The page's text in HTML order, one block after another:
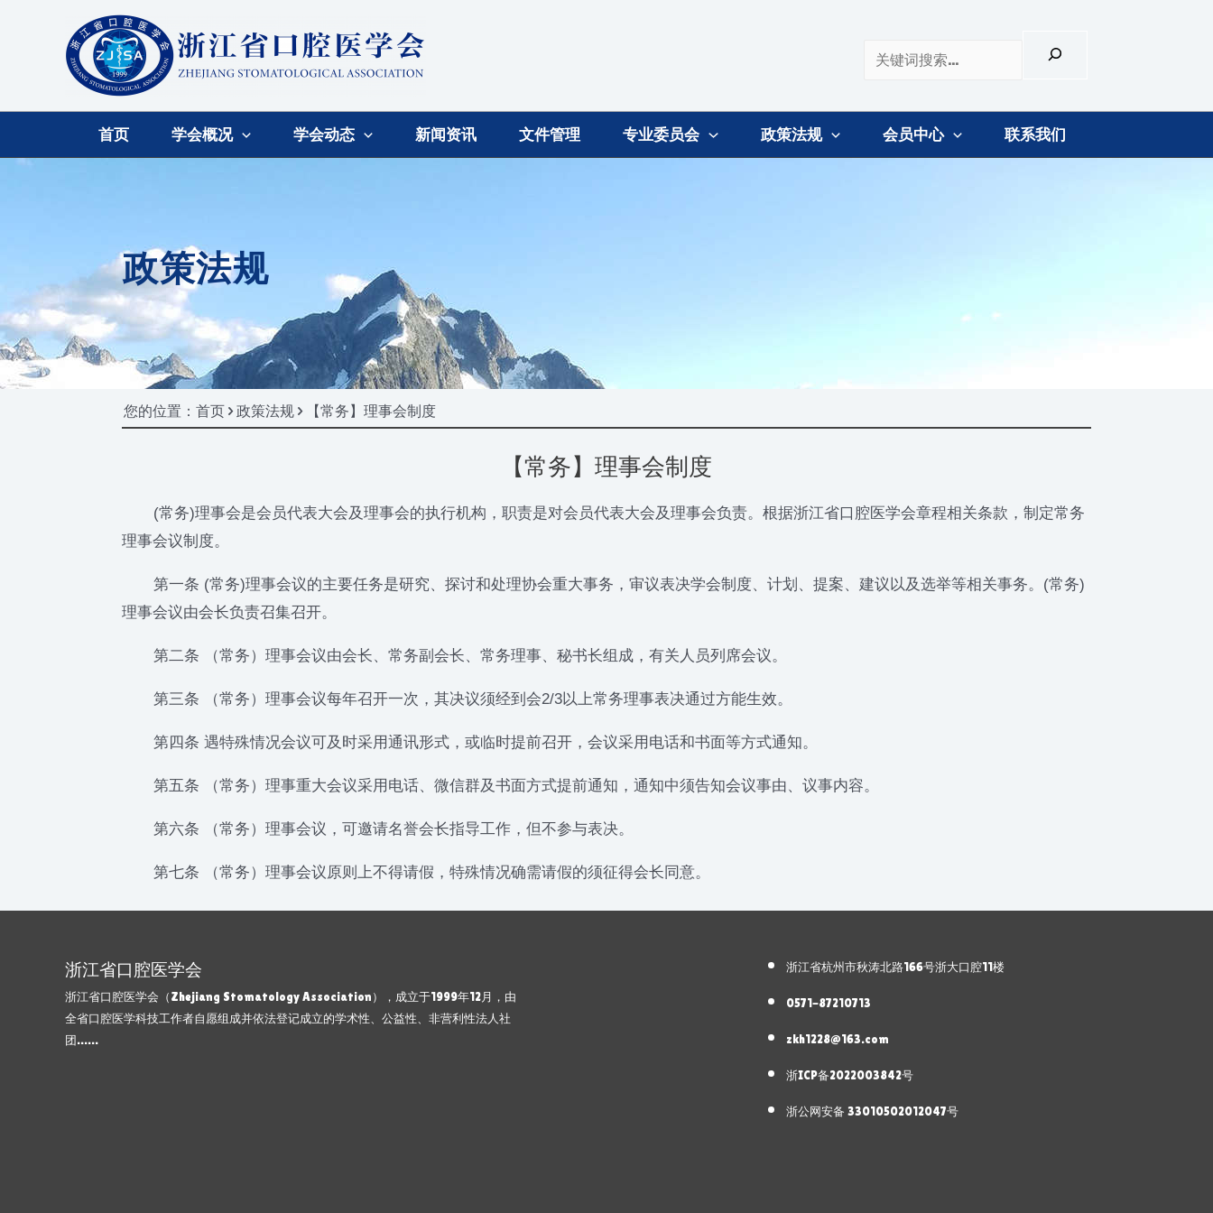
首页 学会概况 学会动态 新闻资讯 文件管理 专业委员会 政策法规 会员中心 联系我们
政策法规
您的位置：首页 > 政策法规 > 【常务】理事会制度
【常务】理事会制度
(常务)理事会是会员代表大会及理事会的执行机构，职责是对会员代表大会及理事会负责。根据浙江省口腔医学会章程相关条款，制定常务
理事会议制度。
第一条 (常务)理事会议的主要任务是研究、探讨和处理协会重大事务，审议表决学会制度、计划、提案、建议以及选举等相关事务。(常务)
理事会议由会长负责召集召开。
第二条 （常务）理事会议由会长、常务副会长、常务理事、秘书长组成，有关人员列席会议。
第三条 （常务）理事会议每年召开一次，其决议须经到会2/3以上常务理事表决通过方能生效。
第四条 遇特殊情况会议可及时采用通讯形式，或临时提前召开，会议采用电话和书面等方式通知。
第五条 （常务）理事重大会议采用电话、微信群及书面方式提前通知，通知中须告知会议事由、议事内容。
第六条 （常务）理事会议，可邀请名誉会长指导工作，但不参与表决。
第七条 （常务）理事会议原则上不得请假，特殊情况确需请假的须征得会长同意。
浙江省口腔医学会
浙江省口腔医学会（Zhejiang Stomatology Association），成立于1999年12月，由
全省口腔医学科技工作者自愿组成并依法登记成立的学术性、公益性、非营利性法人社
团……
浙江省杭州市秋涛北路166号浙大口腔11楼
0571-87210713
zkh1228@163.com
浙ICP备2022003842号
浙公网安备 33010502012047号